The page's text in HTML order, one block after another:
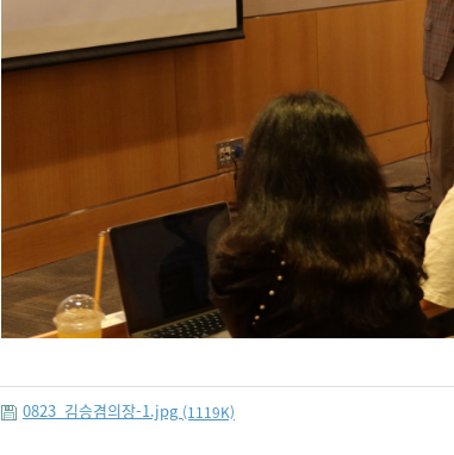
0823_김승겸의장-1.jpg (1119K)